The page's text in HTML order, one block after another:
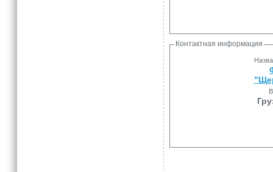
Контактная информация